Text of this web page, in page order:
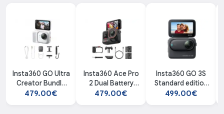
Insta360 GO Ultra
Creator Bundle
(Arctic White)
479.00€
Insta360 Ace Pro
2 Dual Battery
Xplorer Bundle /
479.00€
Insta360 GO 3S
Standard edition
Midnight
499.00€